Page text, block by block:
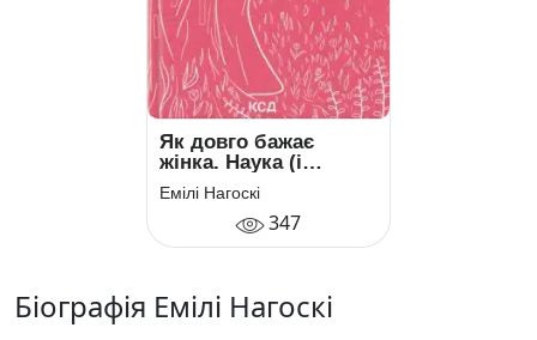
Як довго бажає
жінка. Наука (і
мистецтво!)
створення тривалих
сексуальних зв’язків
Емілі Нагоскі
347
Біографія Емілі Нагоскі